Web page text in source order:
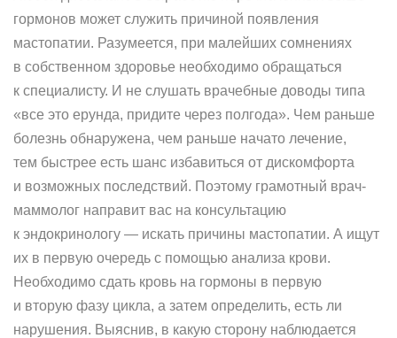
гормонов может служить причиной появления
мастопатии. Разумеется, при малейших сомнениях
в собственном здоровье необходимо обращаться
к специалисту. И не слушать врачебные доводы типа
«все это ерунда, придите через полгода». Чем раньше
болезнь обнаружена, чем раньше начато лечение,
тем быстрее есть шанс избавиться от дискомфорта
и возможных последствий. Поэтому грамотный врач-
маммолог направит вас на консультацию
к эндокринологу — искать причины мастопатии. А ищут
их в первую очередь с помощью анализа крови.
Необходимо сдать кровь на гормоны в первую
и вторую фазу цикла, а затем определить, есть ли
нарушения. Выяснив, в какую сторону наблюдается